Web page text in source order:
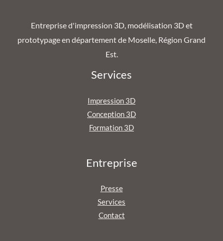
Entreprise d'impression 3D, modélisation 3D et
prototypage en département de Moselle, Région Grand
Est.
Services
Impression 3D
Conception 3D
Formation 3D
Entreprise
Presse
Services
Contact